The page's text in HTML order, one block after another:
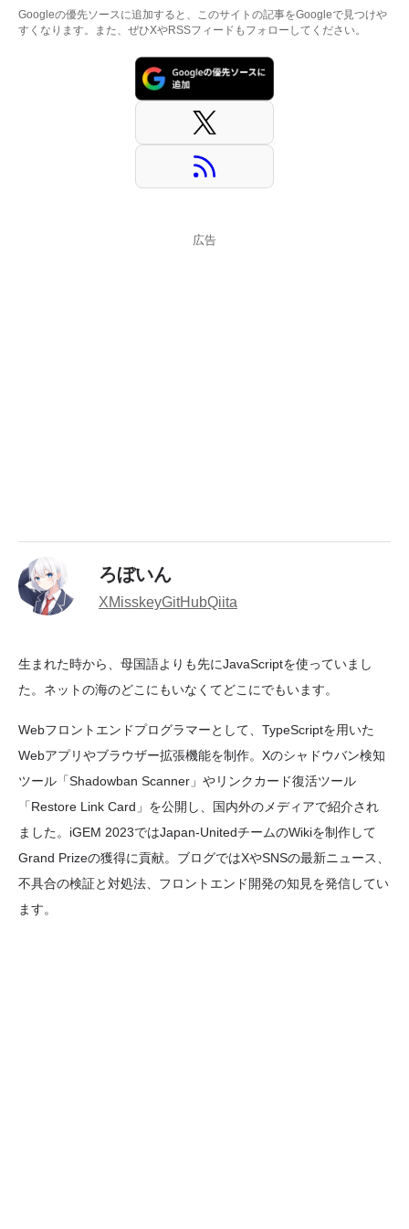
Googleの優先ソースに追加すると、このサイトの記事をGoogleで見つけや
すくなります。また、ぜひXやRSSフィードもフォローしてください。
広告
ろぼいん
XMisskeyGitHubQiita
生まれた時から、母国語よりも先にJavaScriptを使っていまし
た。ネットの海のどこにもいなくてどこにでもいます。
Webフロントエンドプログラマーとして、TypeScriptを用いた
Webアプリやブラウザー拡張機能を制作。Xのシャドウバン検知
ツール「Shadowban Scanner」やリンクカード復活ツール
「Restore Link Card」を公開し、国内外のメディアで紹介され
ました。iGEM 2023ではJapan-UnitedチームのWikiを制作して
Grand Prizeの獲得に貢献。ブログではXやSNSの最新ニュース、
不具合の検証と対処法、フロントエンド開発の知見を発信してい
ます。